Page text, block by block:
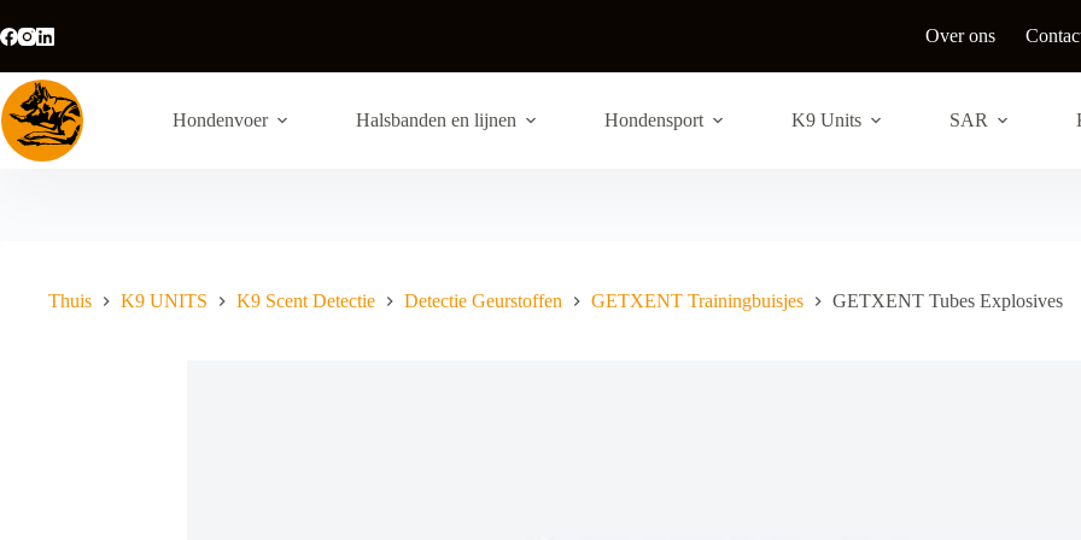
naar
de
inhoud
Over ons
Hondenvoer Halsbanden en lijnen Hondensport K9 Units SAR
Thuis K9 UNITS K9 Scent Detectie Detectie Geurstoffen GETXENT Trainingbuisjes GETXENT Tubes Explosives